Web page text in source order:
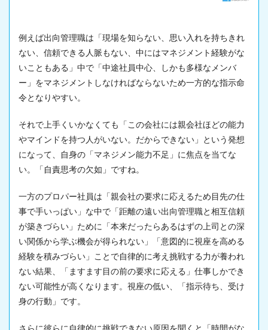
例えば出向管理職は「現場を知らない、思い入れを持ちきれ
ない、信頼できる人脈もない、中にはマネジメント経験がな
いこともある」中で「中途社員中心、しかも多様なメンバ
ー」をマネジメントしなければならないため一方的な指示命
令となりやすい。
それで上手くいかなくても「この会社には親会社ほどの能力
やマインドを持つ人がいない。だからできない」という発想
になって、自身の「マネジメン能力不足」に焦点を当てな
い。「自責思考の欠如」ですね。
一方のプロパー社員は「親会社の要求に応えるため目先の仕
事で手いっぱい」な中で「距離の遠い出向管理職と相互信頼
が築きづらい」ために「本来だったらあるはずの上司との深
い関係から学ぶ機会が得られない」「意図的に視座を高める
経験を積みづらい」ことで自律的に考え挑戦する力が養われ
ない結果、「ますます目の前の要求に応える」仕事しかでき
ない可能性が高くなります。視座の低い、「指示待ち、受け
身の行動」です。